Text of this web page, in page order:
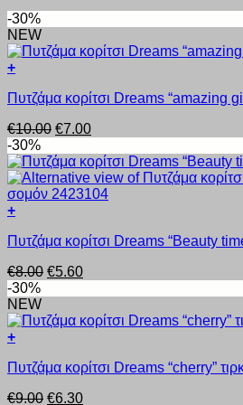
-30%
NEW
+
το
έχει
πολλαπλές
παραλλαγές.
Οι
επιλογές
μπορούν
επιλεγούν
σελίδα
του
προϊόντος
Πυτζάμα κορίτσι Dreams “amazing
€10.00 Original
was:
€10.00.
€7.00Η
τιμή
είναι:
€7.00.
-30%
+
το
έχει
πολλαπλές
παραλλαγές.
Οι
επιλογές
να
Πυτζάμα κορίτσι Dreams “Beauty
€8.00 Original
€8.00.
€5.60Η
είναι:
-30%
NEW
+
το
έχει
Πυτζάμα κορίτσι Dreams “cherry”
€9.00 Original
€6.30Η